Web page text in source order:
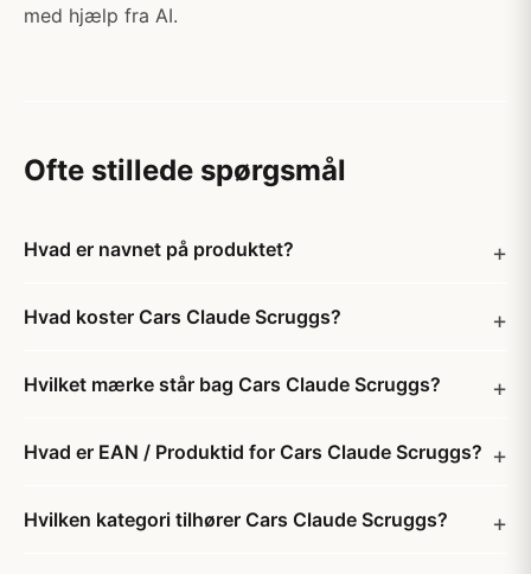
med hjælp fra AI.
Ofte stillede spørgsmål
Hvad er navnet på produktet?
Hvad koster Cars Claude Scruggs?
Hvilket mærke står bag Cars Claude Scruggs?
Hvad er EAN / Produktid for Cars Claude Scruggs?
Hvilken kategori tilhører Cars Claude Scruggs?